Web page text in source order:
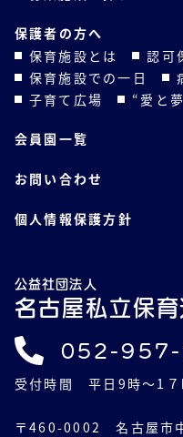
保護者の方へ
保育施設とは
認可
保育施設での一日
子育て広場
“愛と
会員園一覧
お問い合わせ
個人情報保護方針
公益社団法人
名古屋私立保育
052-
受付時間 平日9時～1７
〒460-0002 名古屋市